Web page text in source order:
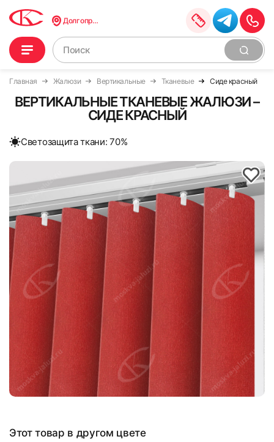
Долгопрудный
Главная Жалюзи Вертикальные Тканевые Сиде красный
ВЕРТИКАЛЬНЫЕ ТКАНЕВЫЕ ЖАЛЮЗИ –
СИДЕ КРАСНЫЙ
Cветозащита ткани: 70%
Этот товар в другом цвете